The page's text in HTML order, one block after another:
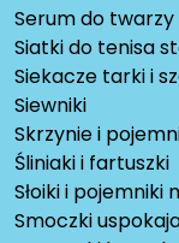
Serum do twarzy
Siatki do tenisa
Siekacze tarki i
Siewniki
Skrzynie i
Śliniaki i fartuszki
Słoiki i pojemniki
Smoczki